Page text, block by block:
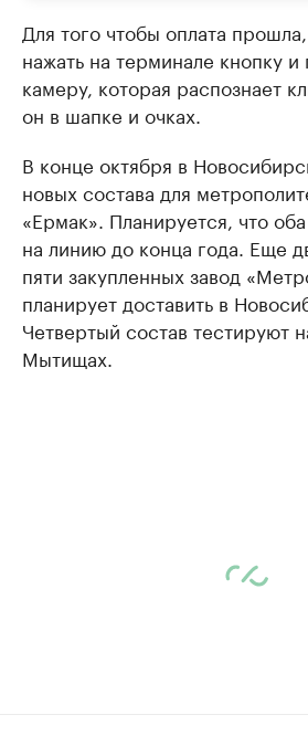
Для того чтобы оплата
нажать на терминале кнопку и
камеру, которая распознает
он в шапке и очках.
В конце октября в
новых состава для
«Ермак». Планируется, что
на линию до конца года. Еще
пяти закупленных завод
планирует доставить в
Четвертый состав тестируют
Мытищах.